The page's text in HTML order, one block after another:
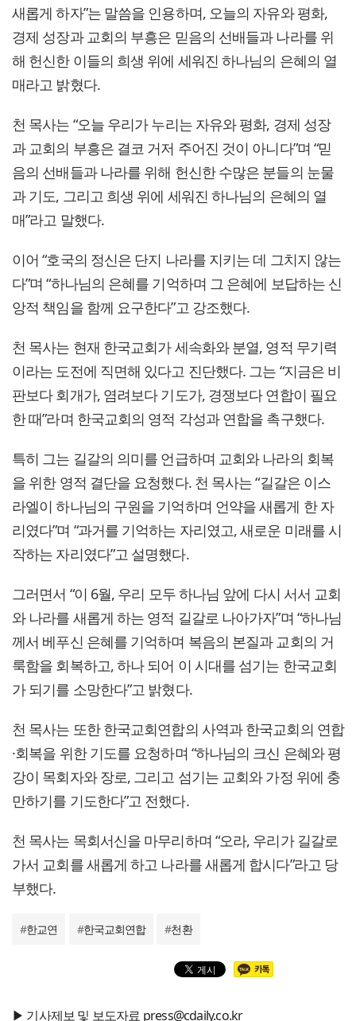
새롭게 하자”는 말씀을 인용하며, 오늘의 자유와 평화,
경제 성장과 교회의 부흥은 믿음의 선배들과 나라를 위
해 헌신한 이들의 희생 위에 세워진 하나님의 은혜의 열
매라고 밝혔다.
천 목사는 “오늘 우리가 누리는 자유와 평화, 경제 성장
과 교회의 부흥은 결코 거저 주어진 것이 아니다”며 “믿
음의 선배들과 나라를 위해 헌신한 수많은 분들의 눈물
과 기도, 그리고 희생 위에 세워진 하나님의 은혜의 열
매”라고 말했다.
이어 “호국의 정신은 단지 나라를 지키는 데 그치지 않는
다”며 “하나님의 은혜를 기억하며 그 은혜에 보답하는 신
앙적 책임을 함께 요구한다”고 강조했다.
천 목사는 현재 한국교회가 세속화와 분열, 영적 무기력
이라는 도전에 직면해 있다고 진단했다. 그는 “지금은 비
판보다 회개가, 염려보다 기도가, 경쟁보다 연합이 필요
한 때”라며 한국교회의 영적 각성과 연합을 촉구했다.
특히 그는 길갈의 의미를 언급하며 교회와 나라의 회복
을 위한 영적 결단을 요청했다. 천 목사는 “길갈은 이스
라엘이 하나님의 구원을 기억하며 언약을 새롭게 한 자
리였다”며 “과거를 기억하는 자리였고, 새로운 미래를 시
작하는 자리였다”고 설명했다.
그러면서 “이 6월, 우리 모두 하나님 앞에 다시 서서 교회
와 나라를 새롭게 하는 영적 길갈로 나아가자”며 “하나님
께서 베푸신 은혜를 기억하며 복음의 본질과 교회의 거
룩함을 회복하고, 하나 되어 이 시대를 섬기는 한국교회
가 되기를 소망한다”고 밝혔다.
천 목사는 또한 한국교회연합의 사역과 한국교회의 연합
·회복을 위한 기도를 요청하며 “하나님의 크신 은혜와 평
강이 목회자와 장로, 그리고 섬기는 교회와 가정 위에 충
만하기를 기도한다”고 전했다.
천 목사는 목회서신을 마무리하며 “오라, 우리가 길갈로
가서 교회를 새롭게 하고 나라를 새롭게 합시다”라고 당
부했다.
#한교연 #한국교회연합 #천환
▶ 기사제보 및 보도자료 press@cdaily.co.kr